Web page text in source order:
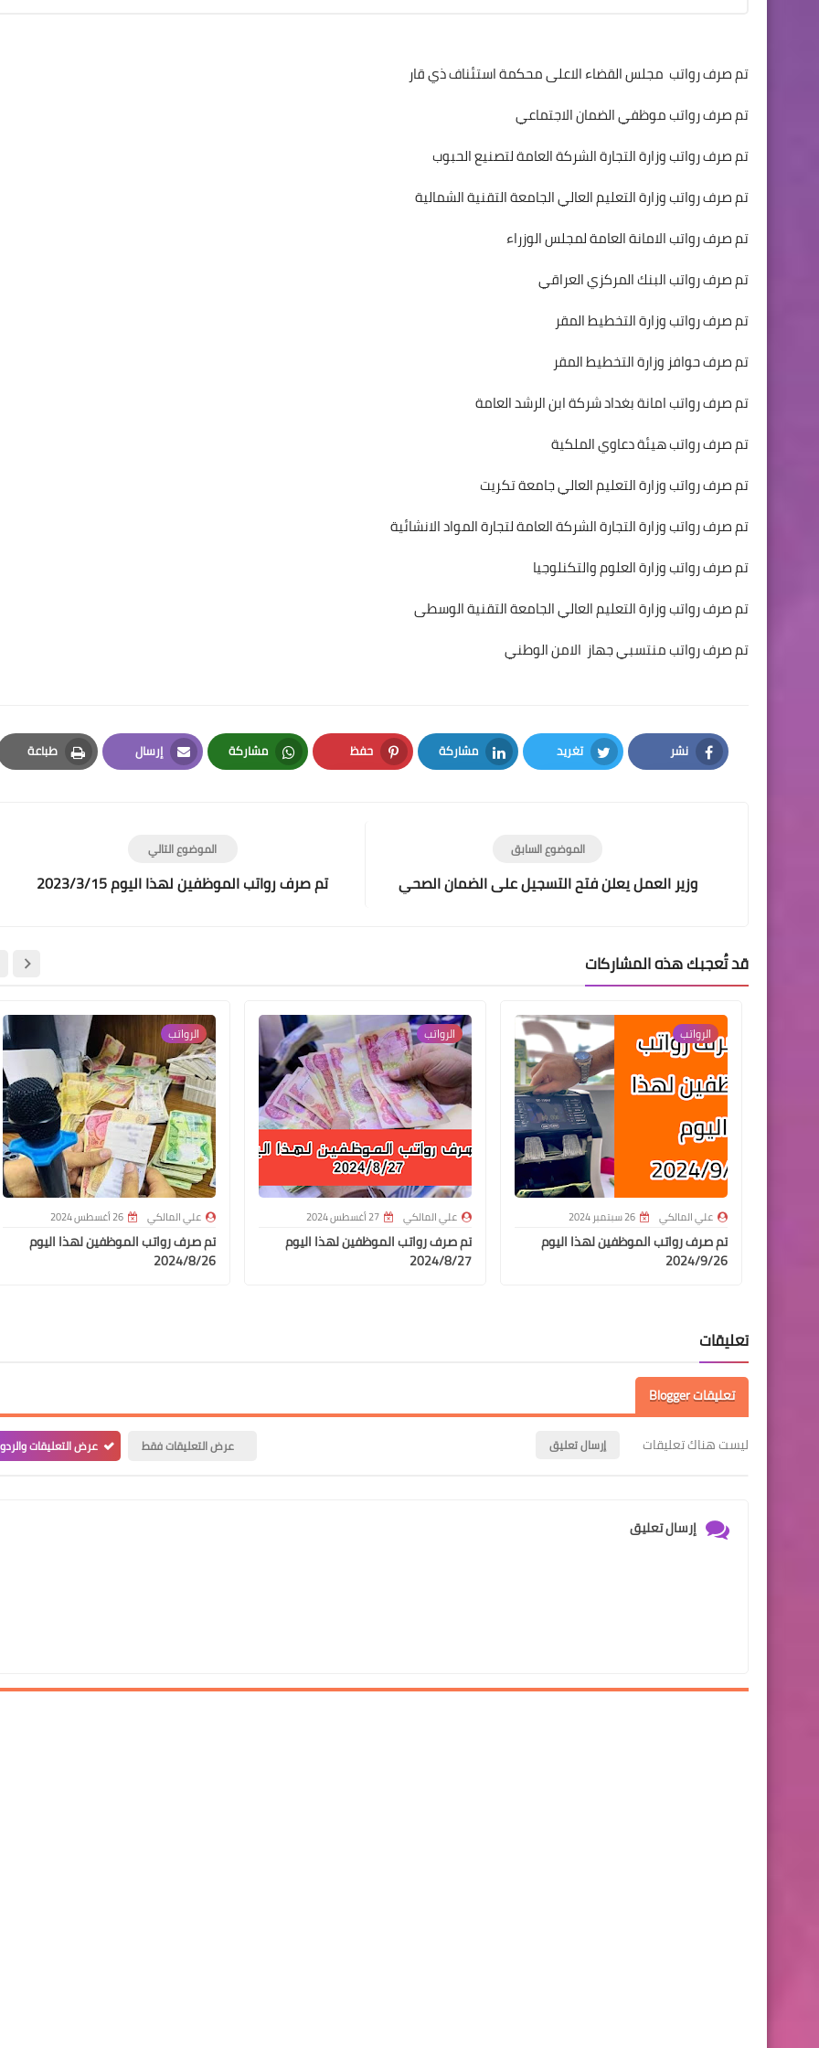
تم صرف رواتب مجلس القضاء الاعلى محكمة استئناف ذي قار
تم صرف رواتب موظفي الضمان الاجتماعي
تم صرف رواتب وزارة التجارة الشركة العامة لتصنيع الحبوب
تم صرف رواتب وزارة التعليم العالي الجامعة التقنية الشمالية
تم صرف رواتب الامانة العامة لمجلس الوزراء
تم صرف رواتب البنك المركزي العراقي
تم صرف رواتب وزارة التخطيط المقر
تم صرف حوافز وزارة التخطيط المقر
تم صرف رواتب امانة بغداد شركة ابن الرشد العامة
تم صرف رواتب هيئة دعاوي الملكية
تم صرف رواتب وزارة التعليم العالي جامعة تكريت
تم صرف رواتب وزارة التجارة الشركة العامة لتجارة المواد الانشائية
تم صرف رواتب وزارة العلوم والتكنلوجيا
تم صرف رواتب وزارة التعليم العالي الجامعة التقنية الوسطى
تم صرف رواتب منتسبي جهاز الامن الوطني
نشر
Facebook
تغريد
Twitter
مشاركة
LinkedIn
حفظ
Pinterest
مشاركة
Whatsapp
إرسال
Email
طباعة
Print
الموضوع التالي
تم صرف رواتب الموظفين لهذا اليوم 2023/3/15
الموضوع السابق
وزير العمل يعلن فتح التسجيل على الضمان الصحي
قد تُعجبك هذه المشاركات
الرواتب
علي المالكي 26 سبتمبر 2024
تم صرف رواتب الموظفين لهذا اليوم
2024/9/26
الرواتب
علي المالكي 27 أغسطس 2024
تم صرف رواتب الموظفين لهذا اليوم
2024/8/27
الرواتب
علي المالكي 26 أغسطس 2024
تم صرف رواتب الموظفين لهذا اليوم
2024/8/26
تعليقات
تعليقات Blogger
ليست هناك تعليقات إرسال تعليق عرض التعليقات فقط عرض التعليقات
إرسال تعليق
علي المالكي
23 يونيو 2022
علي المالكي
22 يونيو 2022